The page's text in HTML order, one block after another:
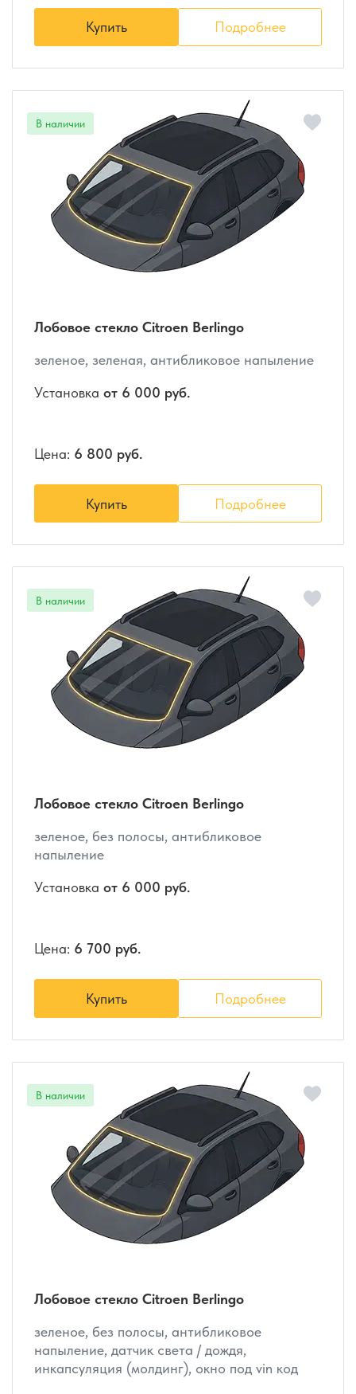
Купить Подробнее
Лобовое стекло Citroen Berlingo
зеленое, зеленая, антибликовое напыление
Установка от 6 000 руб.
Цена: 6 800 руб.
Купить Подробнее
Лобовое стекло Citroen Berlingo
зеленое, без полосы, антибликовое
напыление
Установка от 6 000 руб.
Цена: 6 700 руб.
Купить Подробнее
Лобовое стекло Citroen Berlingo
зеленое, без полосы, антибликовое
напыление, датчик света / дождя,
инкапсуляция (молдинг), окно под vin код